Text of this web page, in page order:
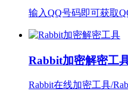
输入QQ号码即可获取
Rabbit加密解密工
Rabbit在线加密工具/